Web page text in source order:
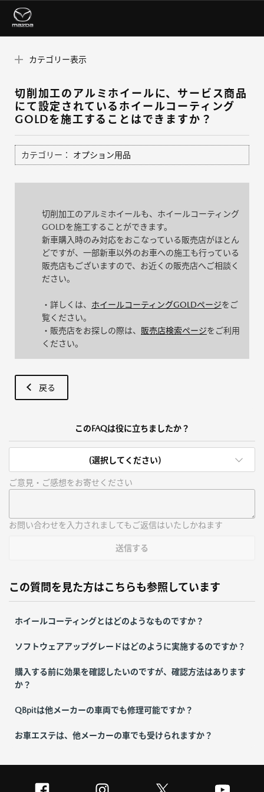
カテゴリー表示
切削加工のアルミホイールに、サービス商品
にて設定されているホイールコーティング
GOLDを施工することはできますか？
カテゴリー： オプション用品
切削加工のアルミホイールも、ホイールコーティング
GOLDを施工することができます。
新車購入時のみ対応をおこなっている販売店がほとん
どですが、一部新車以外のお車への施工も行っている
販売店もございますので、お近くの販売店へご相談く
ださい。
・詳しくは、 ホイールコーティングGOLDページをご
覧ください。
・販売店をお探しの際は、 販売店検索ページをご利用
ください。
戻る
このFAQは役に立ちましたか？
(選択してください)
ご意見・ご感想をお寄せください
お問い合わせを入力されましてもご返信はいたしかねます
送信する
この質問を見た方はこちらも参照しています
ホイールコーティングとはどのようなものですか？
ソフトウェアアップグレードはどのように実施するのですか？
購入する前に効果を確認したいのですが、確認方法はあります
か？
QBpitは他メーカーの車両でも修理可能ですか？
お車エステは、他メーカーの車でも受けられますか？